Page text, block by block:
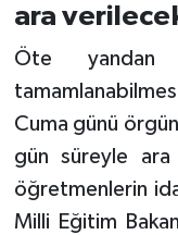
ara
Öte yandan
Cuma günü
gün süreyle ara
öğretmenlerin
Milli Eğitim